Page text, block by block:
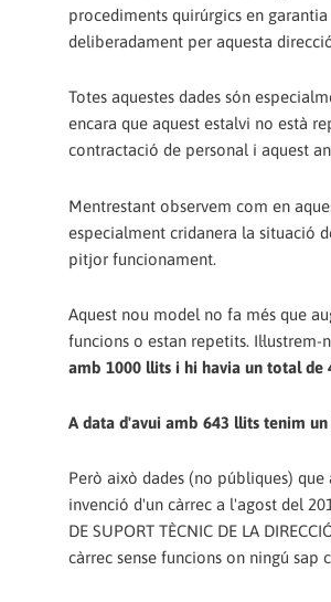
procediments quirúrgics en
deliberadament per aquesta
Totes aquestes dades són
encara que aquest estalvi no està
contractació de personal i aquest
Mentrestant observem com en
especialment cridanera la situació
pitjor funcionament.
Aquest nou model no fa més que
funcions o estan repetits.
amb 1000 llits i hi havia un total de
A data d'avui amb 643 llits tenim
Però això dades (no públiques)
invenció d'un càrrec a l'agost del
DE SUPORT TÈCNIC DE LA
càrrec sense funcions on ningú sap